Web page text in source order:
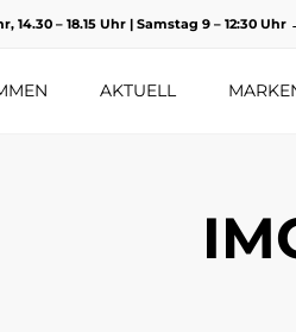
14.30 – 18.15 Uhr | Samstag 9 – 12:30 Uhr
AKTUELL